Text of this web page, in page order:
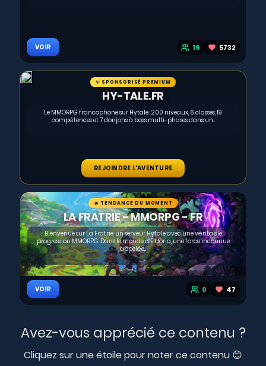
VOIR 19 5732
✨ SPONSORISÉ PREMIUM
HY-TALE.FR
Le MMORPG francophone sur Hytale : 200 niveaux, 6 classes, 19
compétences et 7 donjons à boss multi-phases dans un...
REJOINDRE L'AVENTURE
🔥 TENDANCE DU MOMENT
LA FRATRIE - MMORPG - FR
Bienvenue sur La Fratrie, un serveur Hytale avec une véritable
progression MMORPG. Dans le monde d’Eldoria, une force inconnue
appelée...
VOIR 0 47
Avez-vous apprécié ce contenu ?
Cliquez sur une étoile pour noter ce contenu 😊